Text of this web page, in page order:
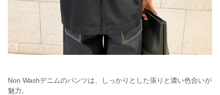
Non Washデニムのパンツは、しっかりとした張りと濃い色合いが
魅力。